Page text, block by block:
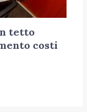
tetto
costi